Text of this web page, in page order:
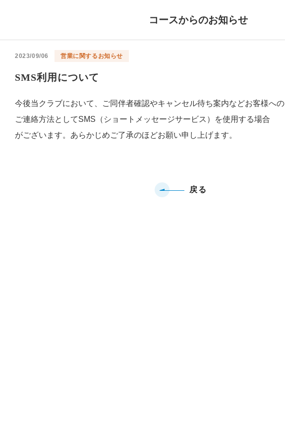
コースからのお知らせ
2023/09/06 営業に関するお知らせ
SMS利用について
今後当クラブにおいて、ご同伴者確認やキャンセル待ち案内などお客様への
ご連絡方法としてSMS（ショートメッセージサービス）を使用する場合
がございます。あらかじめご了承のほどお願い申し上げます。
戻る